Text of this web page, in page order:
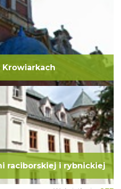
Krowiarkach
raciborskiej i rybnickiej